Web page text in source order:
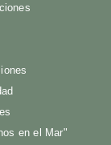
en el Mar"